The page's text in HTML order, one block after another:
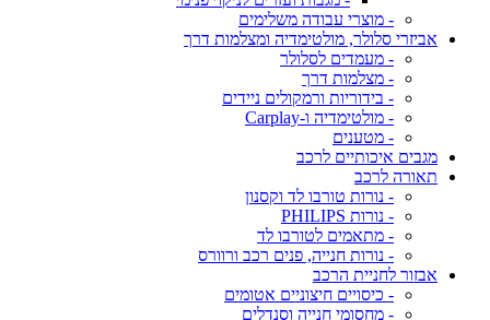
- מוצרי עבודה משלימים
אביזרי סלולר, מולטימדיה ומצלמות דרך
- מעמדים לסלולר
- מצלמות דרך
- בידוריות ורמקולים ניידים
- מולטימדיה ו-Carplay
- מטענים
מגבים איכותיים לרכב
תאורה לרכב
- נורות טורבו לד וקסנון
- נורות PHILIPS
- מתאמים לטורבו לד
- נורות חנייה, פנים רכב ורוורס
אבזור לחניית הרכב
- כיסויים חיצוניים אטומים
- מחסומי חנייה וסנדלים